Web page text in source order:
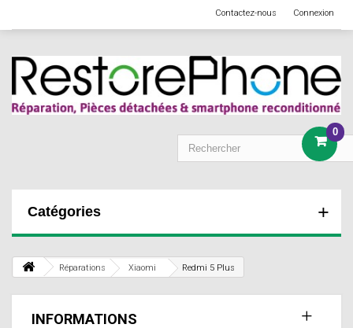
Connexion
Contactez-nous
0
Catégories
Réparations Xiaomi Redmi 5 Plus
INFORMATIONS